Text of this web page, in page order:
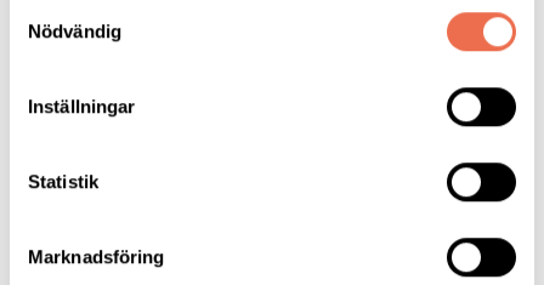
Nödvändig
Inställningar
Statistik
Marknadsföring
Hör intervjun om dagens och morgondagens strokevård med
professor Bo Norrving i Neuros webbradiokanal Neuropodden!